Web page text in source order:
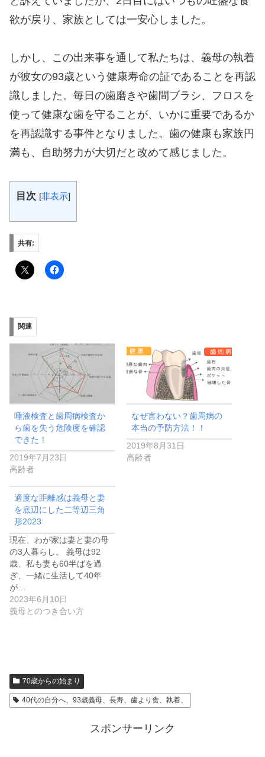
欲が戻り、家族としては一安心しました。
しかし、この出来事を通して私たちは、義母の執着
が彼女の93歳という健康寿命の証であることを再認
識しました。毎日の歯磨きや歯間ブラシ、フロスを
使って健康な歯を守ることが、いかに重要であるか
を再認識する事件となりました。歯の健康も家族円
満も、自助努力が大切だと改めて感じました。
目次 [非表示]
共有:
関連
唾液検査と歯周病検査か
ら歯を失う危険度を確認
できた！
2019年7月23日
高齢者
なぜ言わない？歯周病の
本当の予防方法！！
2019年8月31日
高齢者
適度な距離感は義母と妻
を底辺にした二等辺三角
形2023
現在、わが家は妻と妻の母
の3人暮らし。 義母は92
歳、私も妻も60半ばを過
ぎ、一緒に生活して40年
が…
2023年6月10日
義母とのつき合い方
70歳からの始まり
40代の自分へ、93歳義母、長寿、歯より食、執着、
スポンサーリンク